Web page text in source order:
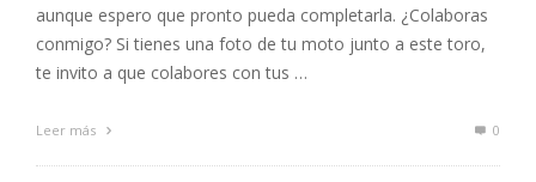
aunque espero que pronto pueda completarla. ¿Colaboras
conmigo? Si tienes una foto de tu moto junto a este toro,
te invito a que colabores con tus …
Leer más 0